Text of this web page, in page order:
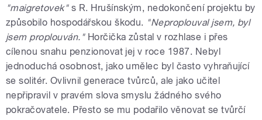
"maigretovek"s R. Hrušínským, nedokončení projektu by
způsobilo hospodářskou škodu. "Neproplouval jsem, byl
jsem proplouván."Horčička zůstal v rozhlase i přes
cílenou snahu penzionovat jej v roce 1987. Nebyl
jednoduchá osobnost, jako umělec byl často vyhraňující
se solitér. Ovlivnil generace tvůrců, ale jako učitel
nepřipravil v pravém slova smyslu žádného svého
pokračovatele. Přesto se mu podařilo věnovat se tvůrčí